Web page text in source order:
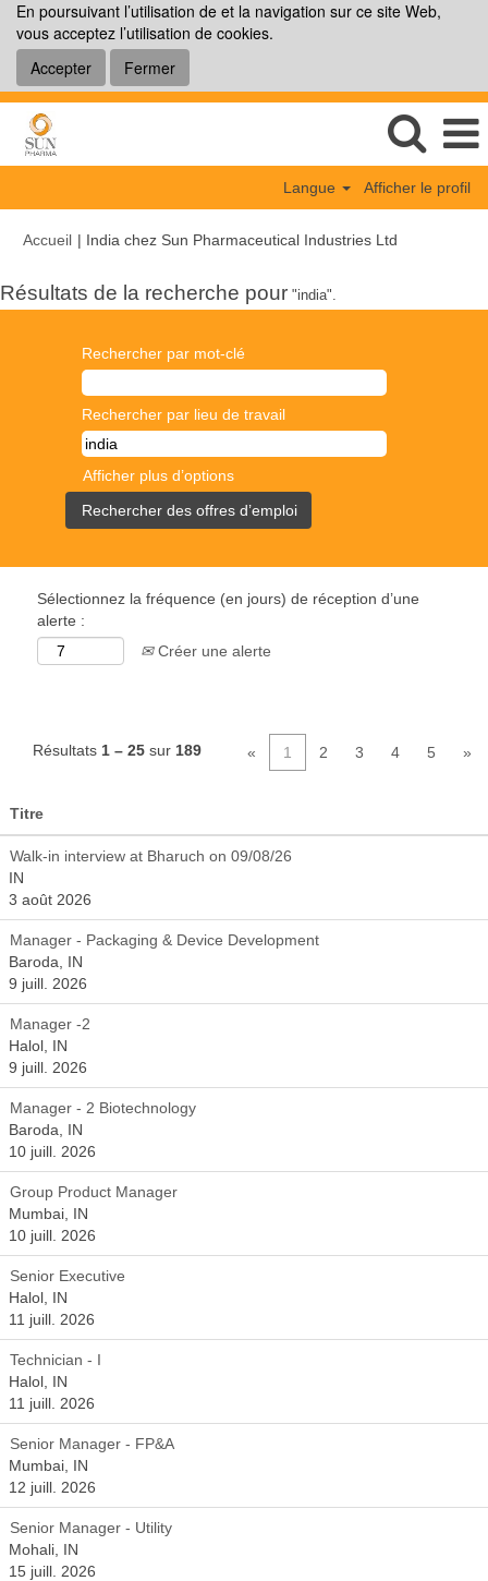
En poursuivant l’utilisation de et la navigation sur ce site Web,
vous acceptez l’utilisation de cookies.
Accepter
Fermer
Langue Afficher le profil
Accueil | India chez Sun Pharmaceutical Industries Ltd
Résultats de la recherche pour "india".
Rechercher par mot-clé
Rechercher par lieu de travail
Afficher plus d’options
Sélectionnez la fréquence (en jours) de réception d’une
alerte :
Créer une alerte
Résultats 1 – 25 sur 189 « 1 2 3 4 5 »
Titre
Walk-in interview at Bharuch on 09/08/26
IN
3 août 2026
Manager - Packaging & Device Development
Baroda, IN
9 juill. 2026
Manager -2
Halol, IN
9 juill. 2026
Manager - 2 Biotechnology
Baroda, IN
10 juill. 2026
Group Product Manager
Mumbai, IN
10 juill. 2026
Senior Executive
Halol, IN
11 juill. 2026
Technician - I
Halol, IN
11 juill. 2026
Senior Manager - FP&A
Mumbai, IN
12 juill. 2026
Senior Manager - Utility
Mohali, IN
15 juill. 2026